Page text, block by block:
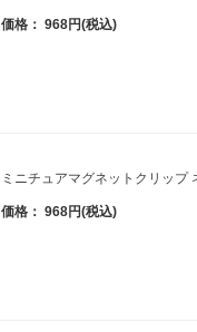
価格： 968円(税込)
ミニチュアマグネットクリップ
価格： 968円(税込)